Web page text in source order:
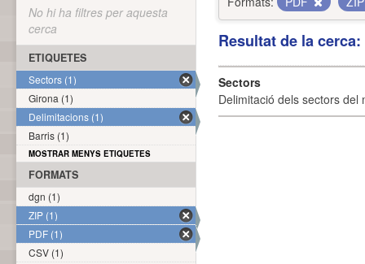
Resultat de la
Sectors
Delimitació dels sectors del
No hi ha filtres per aquesta
cerca
ETIQUETES
Sectors (1)
Girona (1)
Delimitacions (1)
Barris (1)
MOSTRAR MENYS ETIQUETES
FORMATS
dgn (1)
ZIP (1)
PDF (1)
CSV (1)